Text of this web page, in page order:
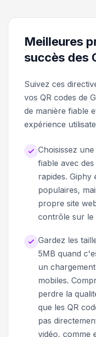
Meilleures
succès des
Suivez ces
vos QR codes de
de manière fiable
expérience
Choisissez
fiable avec
rapides. Giphy
populaires,
propre site
contrôle sur le
Gardez les
5MB quand
un
mobiles.
perdre la
que les QR
pas
vidéo, comme